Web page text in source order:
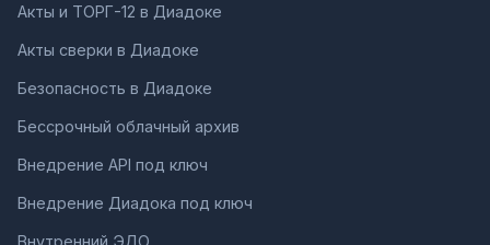
Акты и ТОРГ-12 в Диадоке
Акты сверки в Диадоке
Безопасность в Диадоке
Бессрочный облачный архив
Внедрение API под ключ
Внедрение Диадока под ключ
Внутренний ЭДО